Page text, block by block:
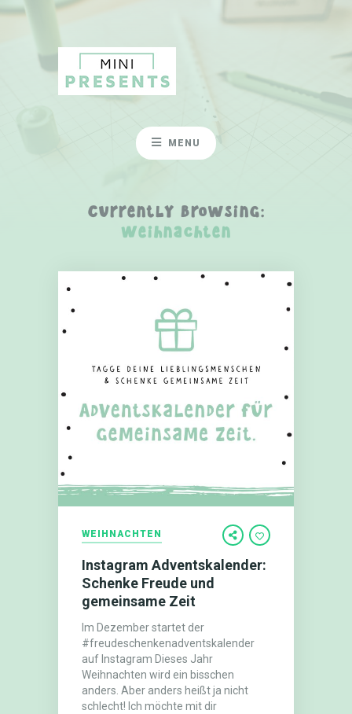
MENU
Currently Browsing:
Weihnachten
WEIHNACHTEN
Instagram Adventskalender:
Schenke Freude und
gemeinsame Zeit
Im Dezember startet der
#freudeschenkenadventskalender
auf Instagram Dieses Jahr
Weihnachten wird ein bisschen
anders. Aber anders heißt ja nicht
schlecht! Ich möchte mit dir